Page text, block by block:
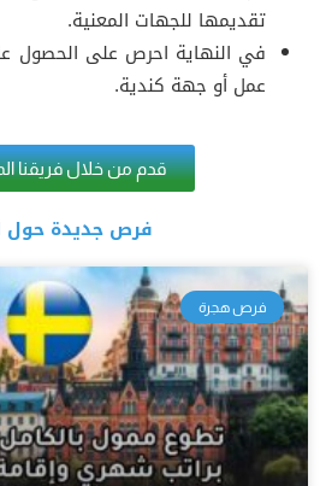
تقديمها للجهات المعنية.
في النهاية احرص على
عمل أو جهة كندية.
قدم من خلال فريقنا
فرص جديدة حول
فرص هجرة